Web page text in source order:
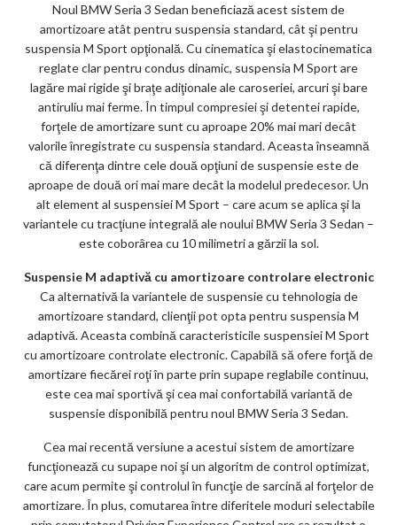
Noul BMW Seria 3 Sedan beneficiază acest sistem de
amortizoare atât pentru suspensia standard, cât şi pentru
suspensia M Sport opţională. Cu cinematica şi elastocinematica
reglate clar pentru condus dinamic, suspensia M Sport are
lagăre mai rigide şi braţe adiţionale ale caroseriei, arcuri şi bare
antiruliu mai ferme. În timpul compresiei şi detentei rapide,
forţele de amortizare sunt cu aproape 20% mai mari decât
valorile înregistrate cu suspensia standard. Aceasta înseamnă
că diferenţa dintre cele două opţiuni de suspensie este de
aproape de două ori mai mare decât la modelul predecesor. Un
alt element al suspensiei M Sport – care acum se aplica şi la
variantele cu tracţiune integrală ale noului BMW Seria 3 Sedan –
este coborârea cu 10 milimetri a gărzii la sol.
Suspensie M adaptivă cu amortizoare controlare electronic
Ca alternativă la variantele de suspensie cu tehnologia de
amortizoare standard, clienţii pot opta pentru suspensia M
adaptivă. Aceasta combină caracteristicile suspensiei M Sport
cu amortizoare controlate electronic. Capabilă să ofere forţă de
amortizare fiecărei roţi în parte prin supape reglabile continuu,
este cea mai sportivă şi cea mai confortabilă variantă de
suspensie disponibilă pentru noul BMW Seria 3 Sedan.
Cea mai recentă versiune a acestui sistem de amortizare
funcţionează cu supape noi şi un algoritm de control optimizat,
care acum permite şi controlul în funcţie de sarcină al forţelor de
amortizare. În plus, comutarea între diferitele moduri selectabile